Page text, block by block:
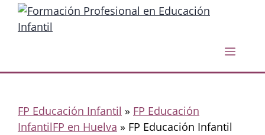
Saltar
Menú
FP Educación Infantil » FP Educación
InfantilFP en Huelva » FP Educación Infantil